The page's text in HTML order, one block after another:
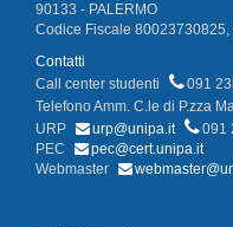
90133 - PALERMO
Codice Fiscale 80023730825,
Contatti
Call center studenti
091
Telefono Amm. C.le di P.zza
URP
urp@unipa.it
091
PEC
pec@cert.unipa.it
Webmaster